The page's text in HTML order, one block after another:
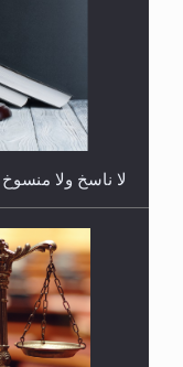
هل يُحسب حول
هل يجوز فتح
لا ناسخ ولا